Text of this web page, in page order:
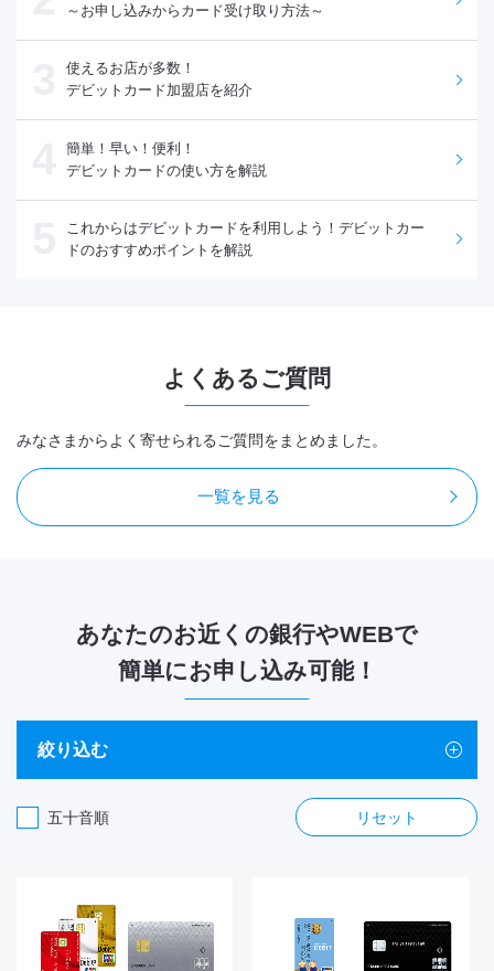
～お申し込みからカード受け取り方法～
使えるお店が多数！
デビットカード加盟店を紹介
簡単！早い！便利！
デビットカードの使い方を解説
これからはデビットカードを利用しよう！デビットカー
ドのおすすめポイントを解説
よくあるご質問
みなさまからよく寄せられるご質問をまとめました。
一覧を見る
あなたのお近くの銀行やWEBで
簡単にお申し込み可能！
絞り込む
五十音順 リセット